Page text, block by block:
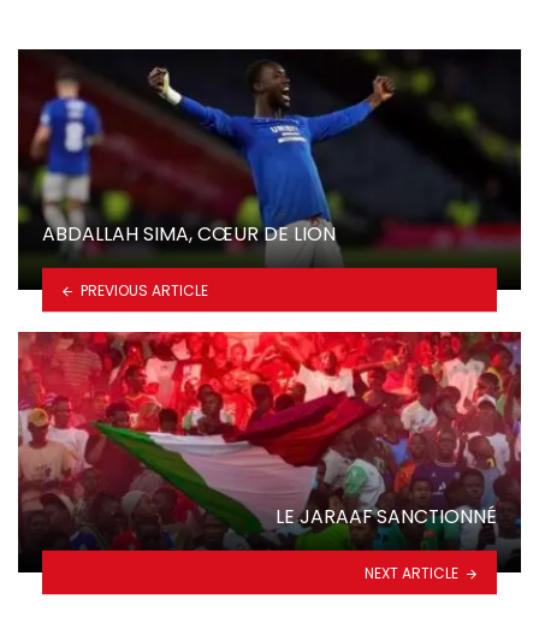
ABDALLAH SIMA, CŒUR DE LION
PREVIOUS ARTICLE
LE JARAAF SANCTIONNÉ
NEXT ARTICLE